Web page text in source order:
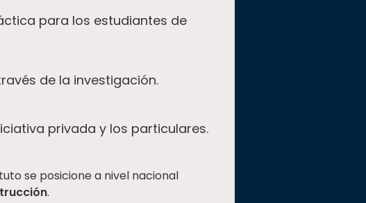
para los estudiantes de
de la investigación.
privada y los particulares.
se posicione a nivel nacional
.